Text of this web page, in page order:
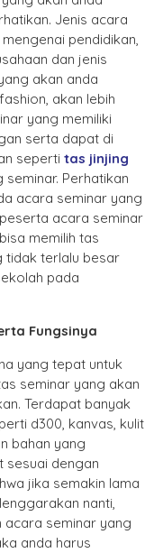
Jenis acara
pendidikan,
dan jenis
akan anda
akan lebih
yang memiliki
serta dapat di
seperti tas jinjing
Perhatikan
acara seminar yang
acara seminar
memilih tas
tidak terlalu besar
pada
Fungsinya
yang tepat untuk
seminar yang akan
Terdapat banyak
d300, kanvas, kulit
bahan yang
sesuai dengan
jika semakin lama
nanti,
acara seminar yang
anda harus